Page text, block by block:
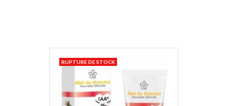
RUPTURE DE STOCK